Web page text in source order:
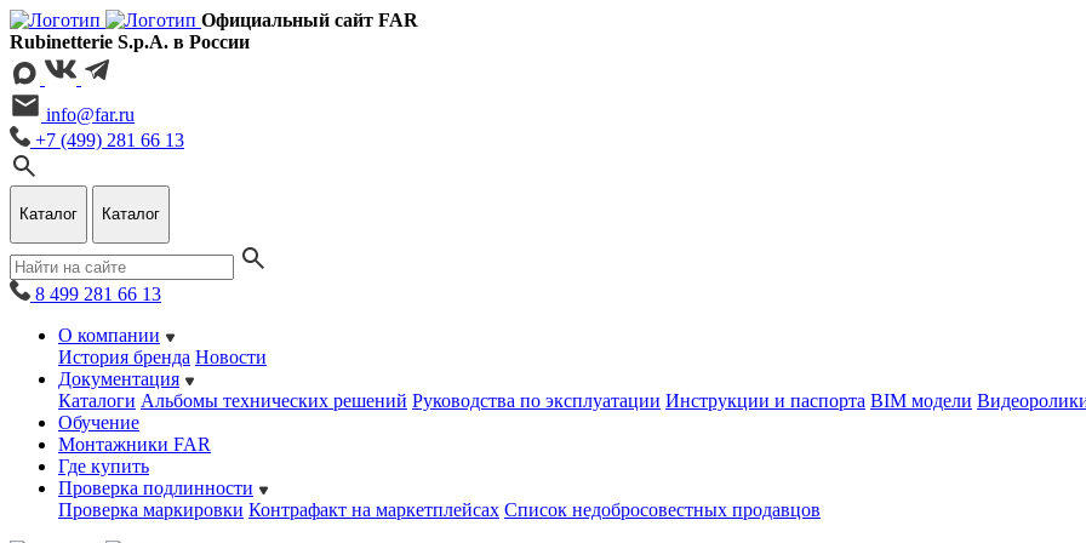
Официальный сайт FAR
Rubinetterie S.p.A. в России
info@far.ru
+7 (499) 281 66 13
Каталог Каталог
8 499 281 66 13
О компании
История бренда Новости
Документация
Каталоги Альбомы технических решений Руководства по эксплуатации Инструкции и паспорта BIM модели
Обучение
Монтажники FAR
Где купить
Проверка подлинности
Проверка маркировки Контрафакт на маркетплейсах Cписок недобросовестных продавцов